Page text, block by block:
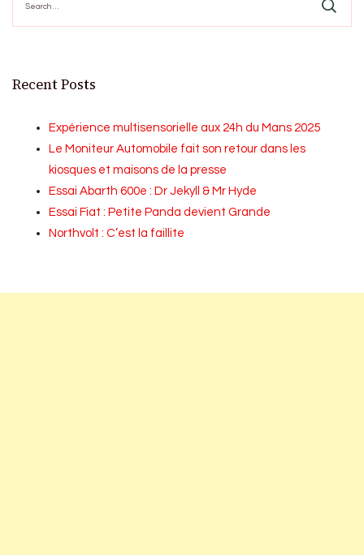
for:
Recent Posts
Expérience multisensorielle aux 24h du Mans 2025
Le Moniteur Automobile fait son retour dans les
kiosques et maisons de la presse
Essai Abarth 600e : Dr Jekyll & Mr Hyde
Essai Fiat : Petite Panda devient Grande
Northvolt : C’est la faillite